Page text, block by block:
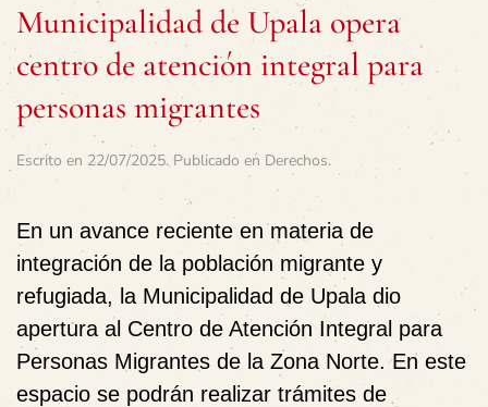
Municipalidad de Upala opera
centro de atención integral para
personas migrantes
Escrito en 22/07/2025. Publicado en Derechos.
En un avance reciente en materia de
integración de la población migrante y
refugiada, la Municipalidad de Upala dio
apertura al Centro de Atención Integral para
Personas Migrantes de la Zona Norte. En este
espacio se podrán realizar trámites de